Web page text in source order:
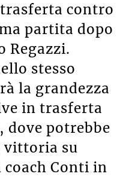
contro
partita dopo
Regazzi.
stesso
la grandezza
in trasferta
dove potrebbe
vittoria su
Conti in